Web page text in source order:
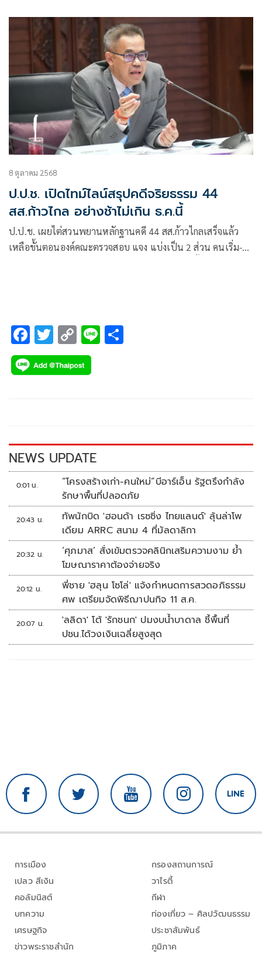
8 ตุลาคม 2568
ป.ป.ช. เปิดไทม์ไลน์สรุปคดีจริยธรรม 44
สส.ก้าวไกล อย่างช้าไม่เกิน ธ.ค.นี้
ป.ป.ช. เผยไต่สวนพยานหลักฐานคดี 44 สส.ก้าวไกลเสร็จแล้ว
เหลือขั้นตอนองค์คณะตรวจสอบ แจง แบ่งเป็น 2 ส่วน คนเริ่ม-
F
ac
e
k
T
wi
tt
C
o
p
k
Li
NEWS UPDATE
0:01 น.
“โครงสร้างเก่า-คนใหม่”บีอาร์เอ็น รัฐตรึงกำลัง
รักษาพื้นที่ปลอดภัย
20:43 น.
ทัพนักบิด 'ฮอนด้า เรซซิ่ง ไทยแลนด์' ลุ้นล่าโพ
เดียม ARRC สนาม 4 ที่มัลดาลิกา
20:32 น.
‘ศุภมาส’ สั่งเข้มตรวจคลินิกเสริมความงาม ย้ำ
โฆษณาราคาต้องจ่ายจริง
20:12 น.
พี่ชาย 'ฮลุน โซโล่' แจ้งกำหนดการสวดอภิธรรม
ศพ เตรียมจัดพิธีฌาปนกิจ 11 ส.ค.
20:07 น.
'ลลิดา' โต้ 'รักชนก' ปมงบน้ำบาดาล ชี้พื้นที่
ปชน.ได้วงเงินเฉลี่ยสูงสุด
การเมือง
เปลว สีเงิน
คอลัมนิสต์
บทความ
เศรษฐกิจ
ข่าวพระราชสำนัก
กรองสถานการณ์
วาไรตี้
กีฬา
ท่องเที่ยว – ศิลปวัฒนธรรม
ประชาสัมพันธ์
ภูมิภาค